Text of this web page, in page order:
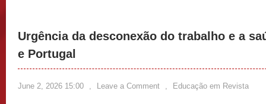
Urgência da desconexão do trabalho e a
e Portugal
June 2, 2026 15:00 , Leave a Comment , Educação em Revista